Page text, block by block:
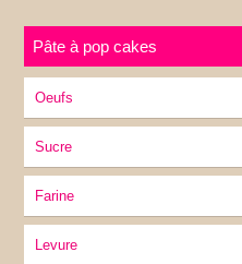
Pâte à pop cakes
Oeufs
Sucre
Farine
Levure